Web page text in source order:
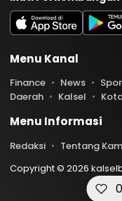
0
Menu Kanal
Finance News
Daerah
Kalsel
Menu Informasi
Redaksi Tentang
Copyright © 2026